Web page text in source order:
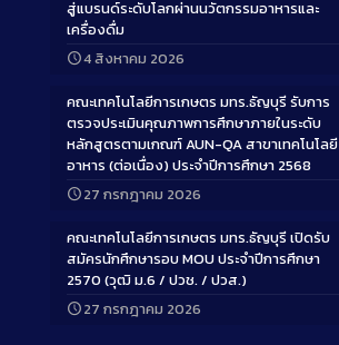
สู่แบรนด์ระดับโลกผ่านนวัตกรรมอาหารและ
เครื่องดื่ม
4 สิงหาคม 2026
คณะเทคโนโลยีการเกษตร มทร.ธัญบุรี รับการ
ตรวจประเมินคุณภาพการศึกษาภายในระดับ
หลักสูตรตามเกณฑ์ AUN-QA สาขาเทคโนโลยี
อาหาร (ต่อเนื่อง) ประจำปีการศึกษา 2568
27 กรกฎาคม 2026
คณะเทคโนโลยีการเกษตร มทร.ธัญบุรี เปิดรับ
สมัครนักศึกษารอบ MOU ประจำปีการศึกษา
2570 (วุฒิ ม.6 / ปวช. / ปวส.)
27 กรกฎาคม 2026